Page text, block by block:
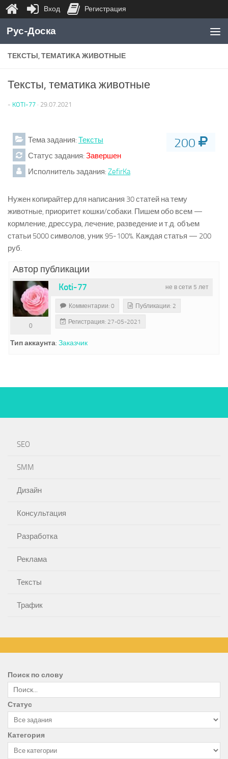
Перейти к содержимому
Рус-Доска
ТЕКСТЫ, ТЕМАТИКА ЖИВОТНЫЕ
Тексты, тематика животные
- KOTI-77 · 29.07.2021
200
Тема задания: Тексты
Статус задания: Завершен
Исполнитель задания: ZefirKa
Нужен копирайтер для написания 30 статей на тему
животные, приоритет кошки/собаки. Пишем обо всем —
кормление, дрессура, лечение, разведение и т.д. объем
статьи 5000 символов, уник 95-100%. Каждая статья — 200
руб.
Автор публикации
не в сети 5 лет
Koti-77
0
Комментарии: 0 Публикации: 2
Регистрация: 27-05-2021
Тип аккаунта: Заказчик
SEO
SMM
Дизайн
Консультация
Разработка
Реклама
Тексты
Трафик
Поиск по слову
Статус
Категория
Вход Регистрация